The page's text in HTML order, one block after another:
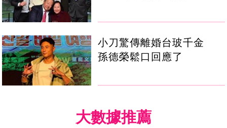
小刀驚傳離婚台玻千金
孫德榮鬆口回應了
大數據推薦